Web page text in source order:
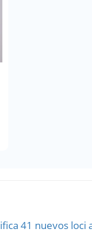
41 nuevos